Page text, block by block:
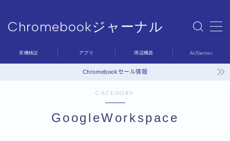
Chromebookジャーナル
Chromebookジャーナル
Sample Page
デモプリセット記事 #6
利用規約／特定商取引法に基づく表記
有料記事の決済完了ページ
実機検証 アプリ 周辺機器 AI/Gemini
Chromebookセール情報
CATEGORY
GoogleWorkspace